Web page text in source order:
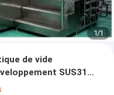
1/1
de vide
SUS316L